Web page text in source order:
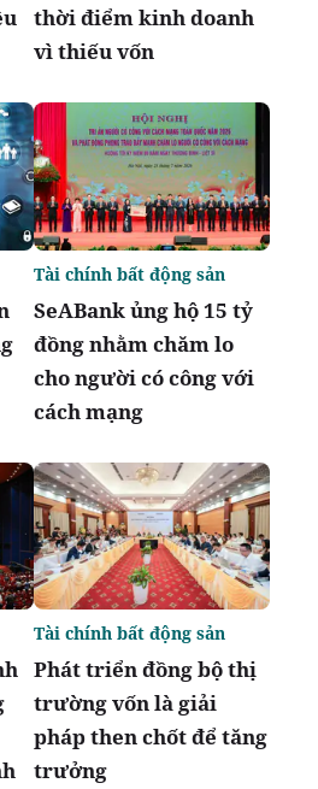
thời điểm kinh doanh
vì thiếu vốn
SeABank ủng hộ 15 tỷ
đồng nhằm chăm lo
cho người có công với
cách mạng
Tài chính bất động sản
Phát triển đồng bộ thị
trường vốn là giải
pháp then chốt để tăng
trưởng
Tài chính bất động sản